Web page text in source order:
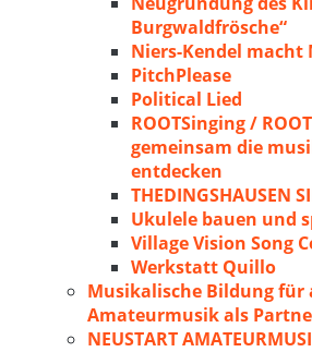
Burgwaldfrösche“
Niers-Kendel macht
PitchPlease
Political Lied
ROOTSinging /
gemeinsam die
entdecken
THEDINGSHAUSEN
Ukulele bauen und
Village Vision Song
Werkstatt Quillo
Musikalische Bildung für
Amateurmusik als
NEUSTART